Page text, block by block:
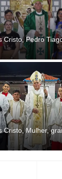
Cristo, Pedro
Cristo, Mulher,